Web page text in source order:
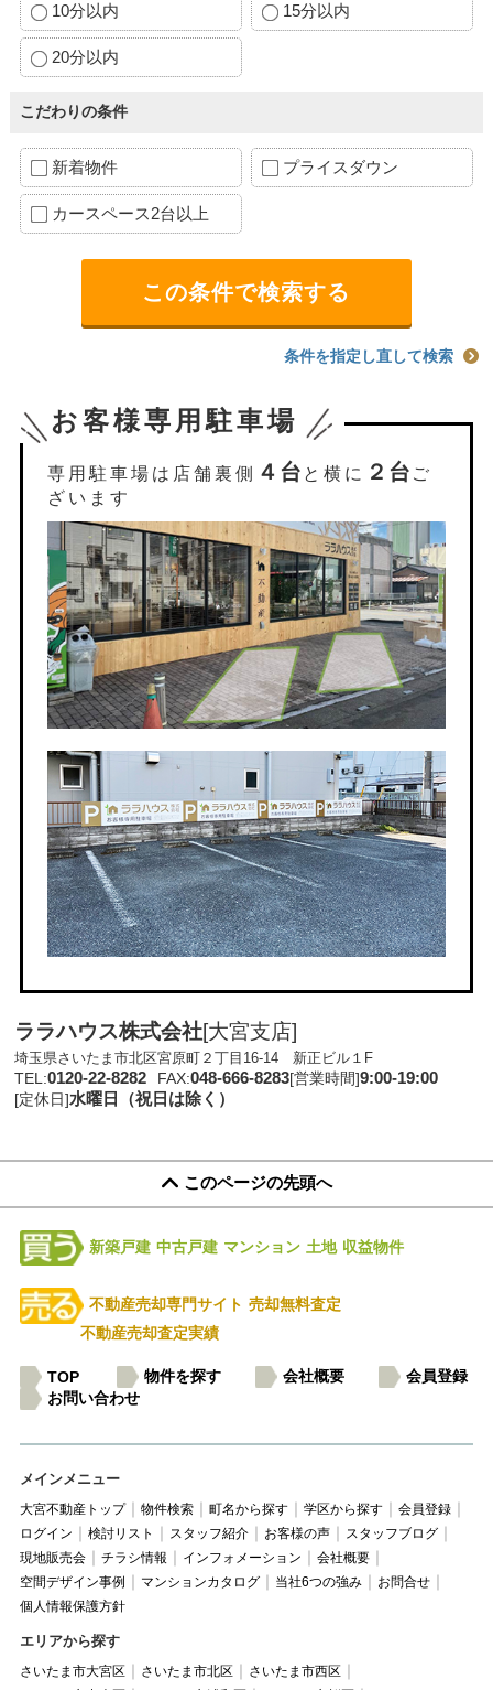
10分以内 15分以内
20分以内
こだわりの条件
新着物件 プライスダウン
カースペース2台以上
条件を指定し直して検索
お客様専用駐車場
専用駐車場は店舗裏側 ４台 と横に ２台 ご
ざいます
ララハウス株式会社[大宮支店]
埼玉県さいたま市北区宮原町２丁目16-14 新正ビル１F
TEL:0120-22-8282 FAX:048-666-8283[営業時間]9:00-19:00
[定休日]水曜日（祝日は除く）
このページの先頭へ
新築戸建 中古戸建 マンション 土地 収益物件
不動産売却専門サイト 売却無料査定
不動産売却査定実績
TOP 物件を探す 会社概要
会員登録
お問い合わせ
メインメニュー
大宮不動産トップ 物件検索 町名から探す 学区から探す
会員登録
ログイン
検討リスト スタッフ紹介 お客様の声
スタッフブログ
現地販売会
チラシ情報 インフォメーション
会社概要
空間デザイン事例
マンションカタログ 当社6つの強み
お問合せ
個人情報保護方針
エリアから探す
さいたま市大宮区 さいたま市北区
さいたま市西区